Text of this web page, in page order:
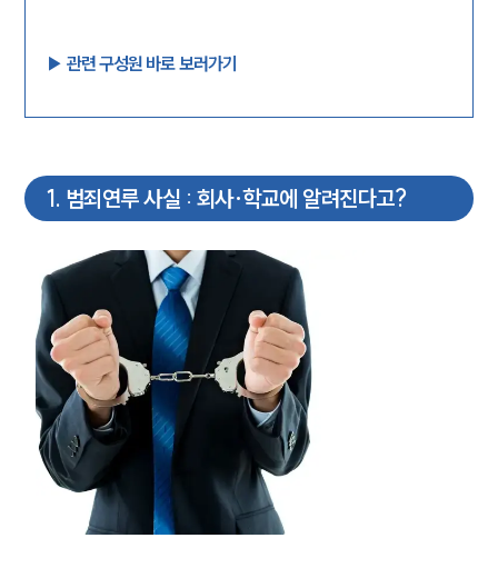
▶︎ 관련 구성원 바로 보러가기
1. 범죄연루 사실 : 회사·학교에 알려진다고?